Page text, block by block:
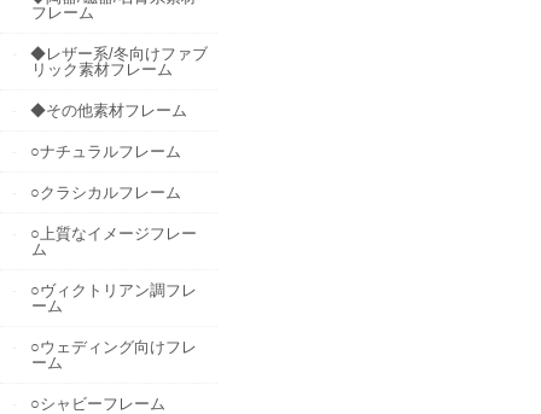
フレーム
◆レザー系/冬向けファブ
リック素材フレーム
◆その他素材フレーム
○ナチュラルフレーム
○クラシカルフレーム
○上質なイメージフレー
ム
○ヴィクトリアン調フレ
ーム
○ウェディング向けフレ
ーム
○シャビーフレーム